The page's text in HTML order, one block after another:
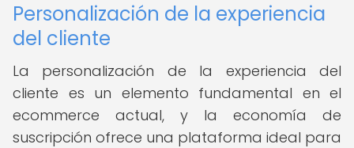
Personalización de la experiencia
del cliente
La personalización de la experiencia del
cliente es un elemento fundamental en el
ecommerce actual, y la economía de
suscripción ofrece una plataforma ideal para